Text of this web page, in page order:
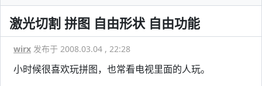
激光切割 拼图 自由形状 自由功能
wirx 发布于 2008.03.04 , 22:28
小时候很喜欢玩拼图，也常看电视里面的人玩。